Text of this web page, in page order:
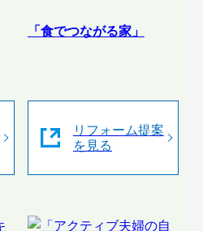
「食でつながる家」
リフォーム提案
を見る